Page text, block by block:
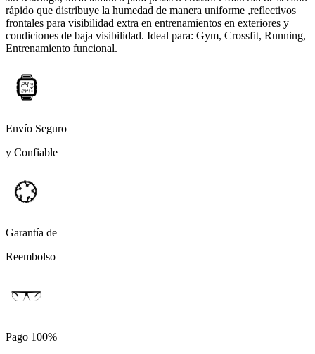
rápido que distribuye la humedad de manera uniforme ,reflectivos
frontales para visibilidad extra en entrenamientos en exteriores y
condiciones de baja visibilidad. Ideal para: Gym, Crossfit, Running,
Entrenamiento funcional.
Envío Seguro
y Confiable
Garantía de
Reembolso
Pago 100%